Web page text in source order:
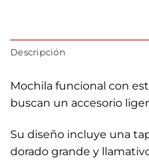
Descripción
Mochila funcional con
buscan un accesorio
Su diseño incluye una
dorado grande y